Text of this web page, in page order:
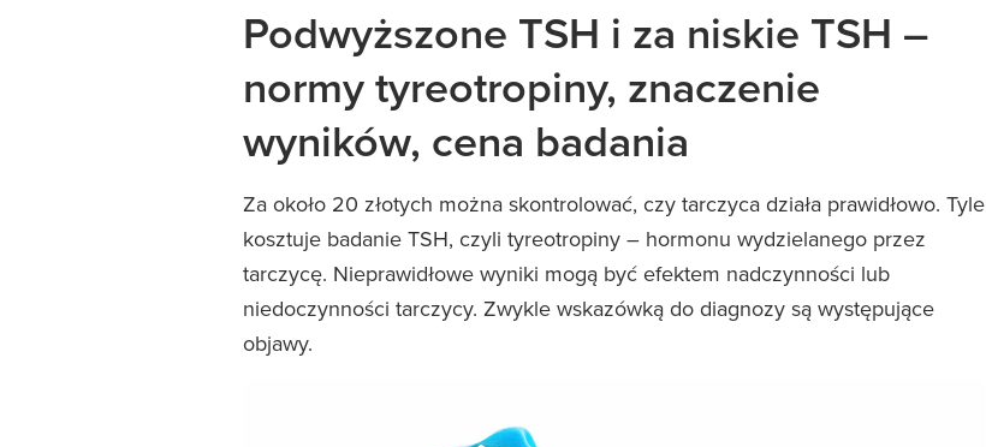
Podwyższone TSH i za niskie TSH –
normy tyreotropiny, znaczenie
wyników, cena badania
Za około 20 złotych można skontrolować, czy tarczyca działa prawidłowo. Tyle
kosztuje badanie TSH, czyli tyreotropiny – hormonu wydzielanego przez
tarczycę. Nieprawidłowe wyniki mogą być efektem nadczynności lub
niedoczynności tarczycy. Zwykle wskazówką do diagnozy są występujące
objawy.